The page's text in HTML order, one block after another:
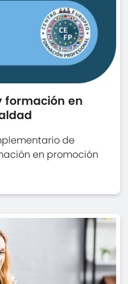
formación en
de
en promoción